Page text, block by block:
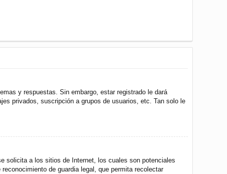
y respuestas. Sin embargo, estar registrado le dará
privados, suscripción a grupos de usuarios, etc. Tan solo le
solicita a los sitios de Internet, los cuales son potenciales
de guardia legal, que permita recolectar